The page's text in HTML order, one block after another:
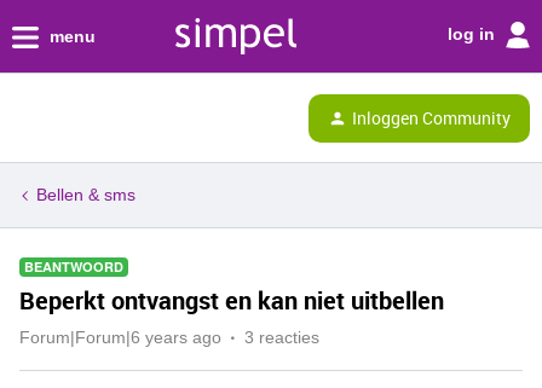
menu log in
Inloggen Community
Bellen & sms
BEANTWOORD
Beperkt ontvangst en kan niet uitbellen
Forum|Forum|6 years ago 3 reacties